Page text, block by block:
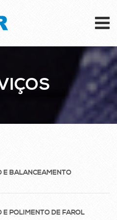
E BALANCEAMENTO
POLIMENTO DE FAROL